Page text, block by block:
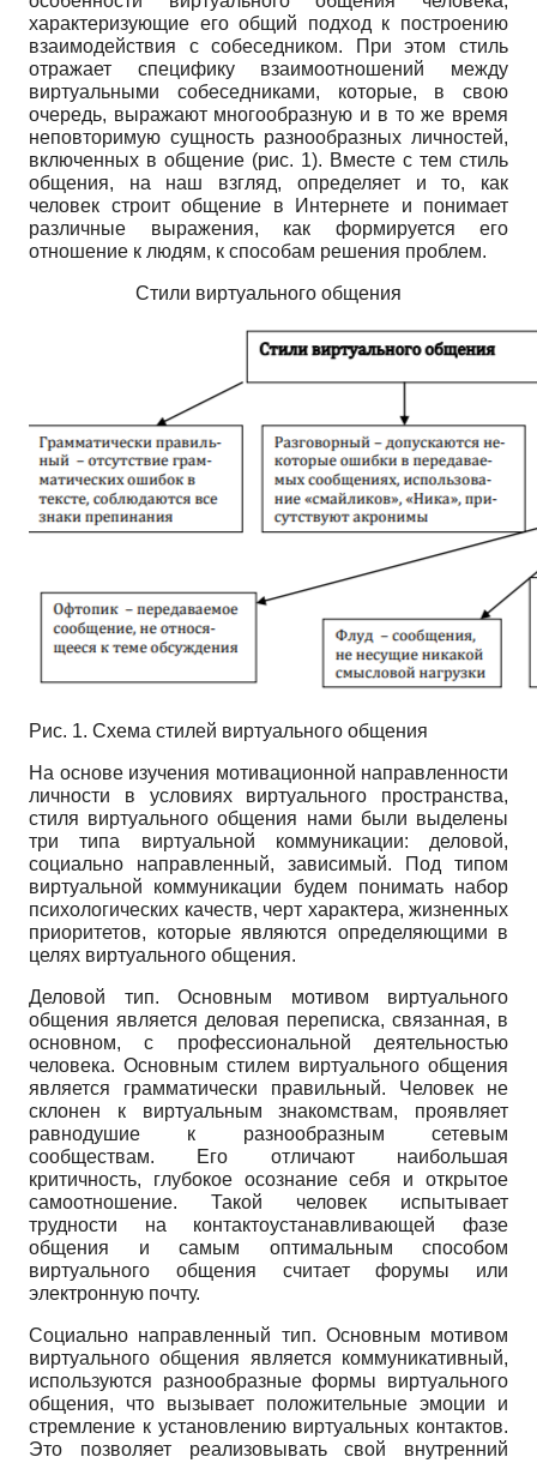
характеризующие его общий подход к построению
взаимодействия с собеседником. При этом стиль
отражает специфику взаимоотношений между
виртуальными собеседниками, которые, в свою
очередь, выражают многообразную и в то же время
неповторимую сущность разнообразных личностей,
включенных в общение (рис. 1). Вместе с тем стиль
общения, на наш взгляд, определяет и то, как
человек строит общение в Интернете и понимает
различные выражения, как формируется его
отношение к людям, к способам решения проблем.
Стили виртуального общения
Рис. 1. Схема стилей виртуального общения
На основе изучения мотивационной направленности
личности в условиях виртуального пространства,
стиля виртуального общения нами были выделены
три типа виртуальной коммуникации: деловой,
социально направленный, зависимый. Под типом
виртуальной коммуникации будем понимать набор
психологических качеств, черт характера, жизненных
приоритетов, которые являются определяющими в
целях виртуального общения.
Деловой тип. Основным мотивом виртуального
общения является деловая переписка, связанная, в
основном, с профессиональной деятельностью
человека. Основным стилем виртуального общения
является грамматически правильный. Человек не
склонен к виртуальным знакомствам, проявляет
равнодушие к разнообразным сетевым
сообществам. Его отличают наибольшая
критичность, глубокое осознание себя и открытое
самоотношение. Такой человек испытывает
трудности на контактоустанавливаю­щей фазе
общения и самым оптимальным способом
виртуального общения считает форумы или
электронную почту.
Социально направленный тип. Основным мотивом
виртуального общения является коммуникативный,
используются разнообразные формы виртуального
общения, что вызывает положительные эмоции и
стремление к установлению виртуальных контактов.
Это позволяет реализовывать свой внутренний